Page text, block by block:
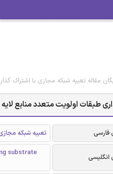
مقاله تعبیه شبکه مجازی با اشتراک
طبقات اولویت متعدد منابع لایه
فارسی تعبیه شبکه
انگلیسی substrate